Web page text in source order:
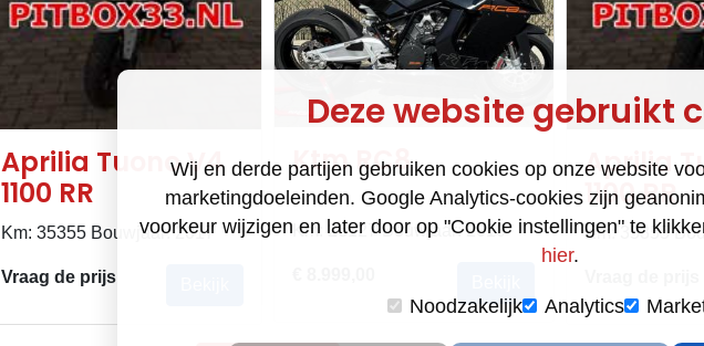
Aprilia Tuono V4
1100 RR
Km: 35355 Bouwjaar: 2017
Vraag de prijs
Ktm RC8
Km: 26127 Bouwjaar: 2010
Aprilia
1100 RR
Km: 35355
Deze website gebruikt
Wij en derde partijen gebruiken cookies op onze website
marketingdoeleinden. Google Analytics-cookies zijn
voorkeur wijzigen en later door op "Cookie instellingen" te
hier.
Noodzakelijk Analytics